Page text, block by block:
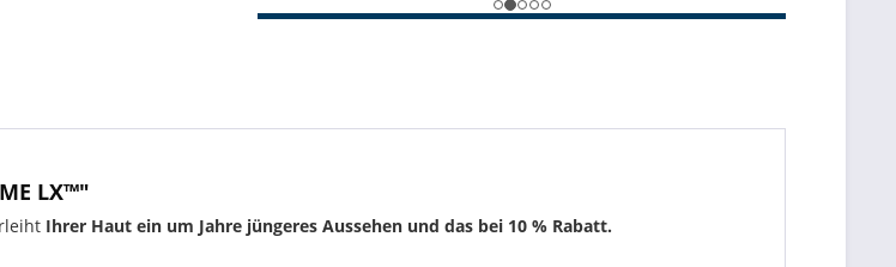
LX™"
Ihrer Haut ein um Jahre jüngeres Aussehen und das bei 10 % Rabatt.